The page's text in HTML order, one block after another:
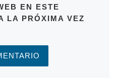
EN ESTE
LA PRÓXIMA VEZ